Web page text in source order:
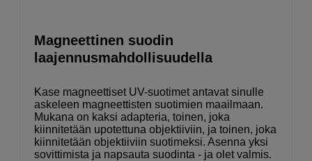
Magneettinen suodin
laajennusmahdollisuudella
Kase magneettiset UV-suotimet antavat sinulle
askeleen magneettisten suotimien maailmaan.
Mukana on kaksi adapteria, toinen, joka
kiinnitetään upotettuna objektiiviin, ja toinen, joka
kiinnitetään objektiiviin suotimeksi. Asenna yksi
sovittimista ja napsauta suodinta - ja olet valmis.